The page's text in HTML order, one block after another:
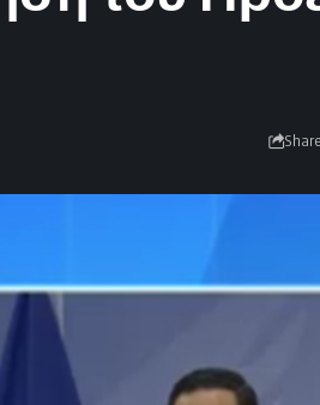
Share